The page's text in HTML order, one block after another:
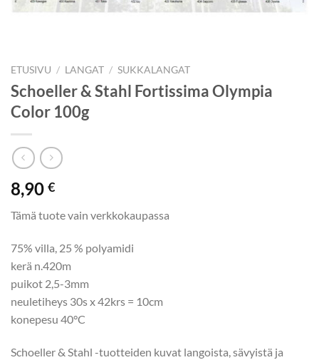
ETUSIVU / LANGAT / SUKKALANGAT
Schoeller & Stahl Fortissima Olympia
Color 100g
8,90 €
Tämä tuote vain verkkokaupassa
75% villa, 25 % polyamidi
kerä n.420m
puikot 2,5-3mm
neuletiheys 30s x 42krs = 10cm
konepesu 40°C
Schoeller & Stahl -tuotteiden kuvat langoista, sävyistä ja